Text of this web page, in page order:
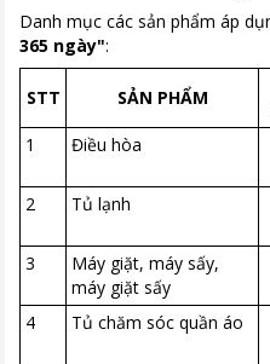
Danh mục các sản phẩm áp
365 ngày":
STT SẢN PHẨM
1 Điều hòa
2
Tủ lạnh
3
Máy giặt, máy sấy,
máy giặt sấy
4
Tủ chăm sóc quần áo